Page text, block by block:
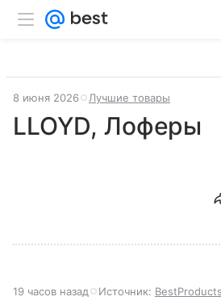
8 июня 2026 Лучшие товары
LLOYD, Лоферы
19 часов назад Источник: